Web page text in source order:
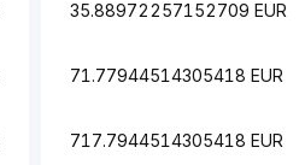
35.88972257152709 EUR
71.77944514305418 EUR
717.7944514305418 EUR